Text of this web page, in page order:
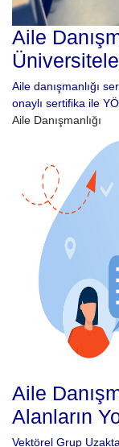
Aile
Aile danışmanlığı
onaylı sertifika ile
Aile Danışmanlığı
Aile
Alanların
Vektörel Grup